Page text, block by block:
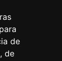
de
de